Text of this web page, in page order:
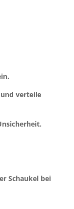
und verteile
Schaukel bei